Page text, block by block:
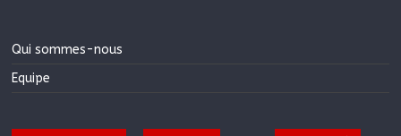
Qui sommes-nous
Equipe